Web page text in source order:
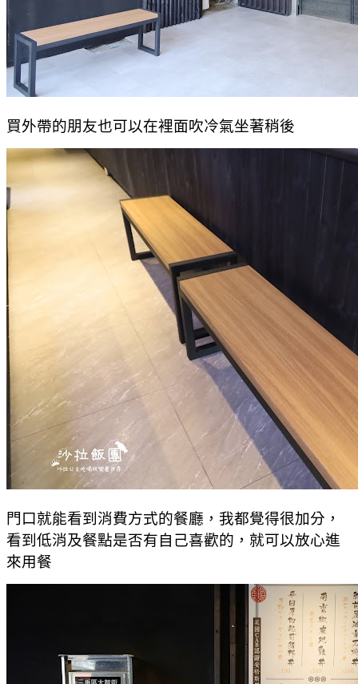
買外帶的朋友也可以在裡面吹冷氣坐著稍後
門口就能看到消費方式的餐廳，我都覺得很加分，
看到低消及餐點是否有自己喜歡的，就可以放心進
來用餐